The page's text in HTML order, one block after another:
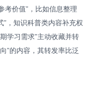
考价值”，比如信息整理
，知识科普类内容补充权
学习需求”主动收藏并转
”的内容，其转发率比泛